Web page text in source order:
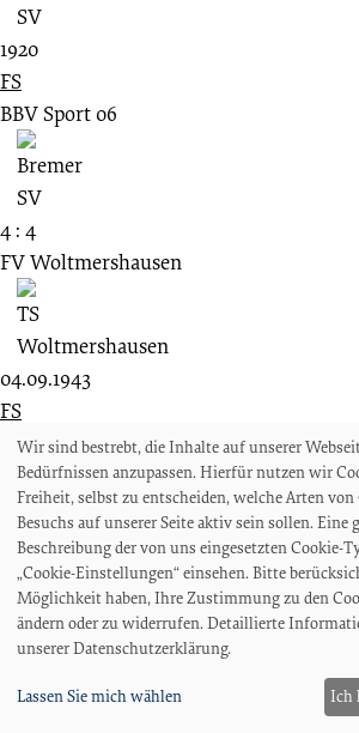
1920
FS
BBV Sport 06
4 : 4
FV Woltmershausen
04.09.1943
FS
Bremer SV
5 : 3
FV Woltmershausen
13.10.1935
Wir sind bestrebt, die Inhalte auf unserer
Bedürfnissen anzupassen. Hierfür nutzen wir
Freiheit, selbst zu entscheiden, welche Arten
Besuchs auf unserer Seite aktiv sein sollen.
Beschreibung der von uns eingesetzten Cookie-
„Cookie-Einstellungen“ einsehen. Bitte
Möglichkeit haben, Ihre Zustimmung zu den
ändern oder zu widerrufen. Detaillierte
unserer Datenschutzerklärung.
Lassen Sie mich wählen Ich